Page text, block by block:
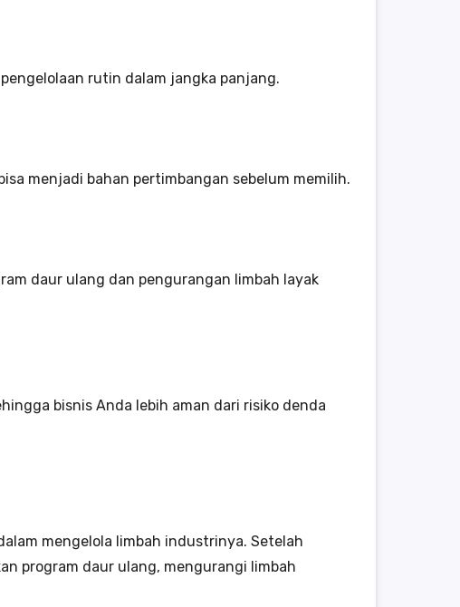
rutin dalam jangka panjang.
menjadi bahan pertimbangan sebelum memilih.
daur ulang dan pengurangan limbah layak
bisnis Anda lebih aman dari risiko denda
mengelola limbah industrinya. Setelah
program daur ulang, mengurangi limbah